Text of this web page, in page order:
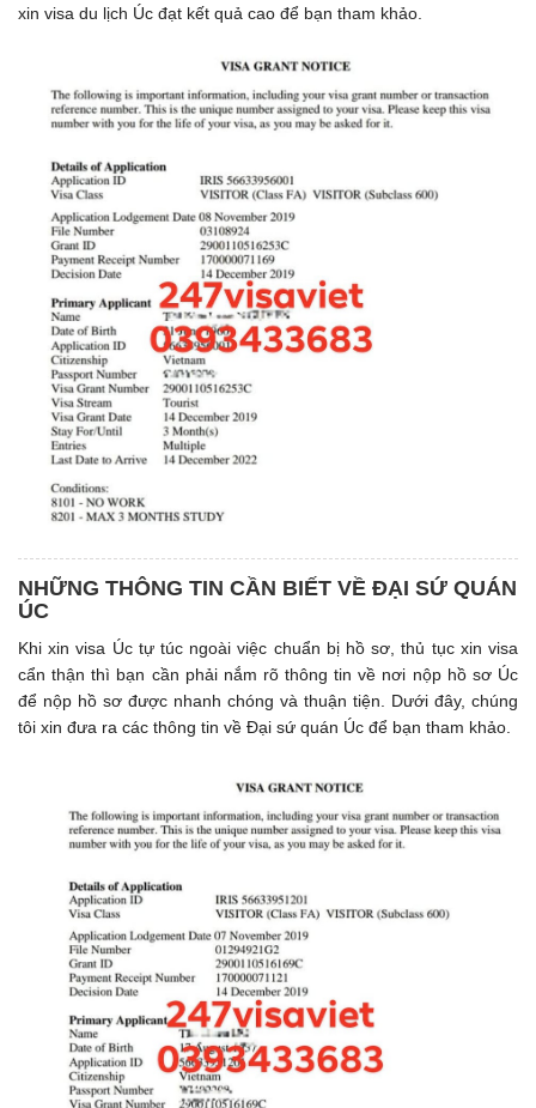
xin visa du lịch Úc đạt kết quả cao để bạn tham khảo.
NHỮNG THÔNG TIN CẦN BIẾT VỀ ĐẠI SỨ QUÁN
ÚC
Khi xin visa Úc tự túc ngoài việc chuẩn bị hồ sơ, thủ tục xin visa
cẩn thận thì bạn cần phải nắm rõ thông tin về nơi nộp hồ sơ Úc
để nộp hồ sơ được nhanh chóng và thuận tiện. Dưới đây, chúng
tôi xin đưa ra các thông tin về Đại sứ quán Úc để bạn tham khảo.